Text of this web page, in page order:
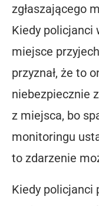
zgłaszającego
Kiedy policjanci
miejsce
przyznał, że to
niebezpiecznie
z miejsca, bo
monitoringu
to zdarzenie
Kiedy policjanci